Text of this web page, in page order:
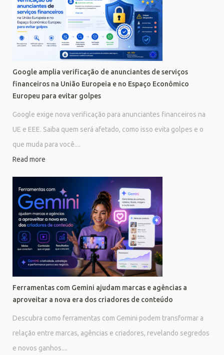
Google amplia verificação de anunciantes de serviços
financeiros na União Europeia e no Espaço Econômico
Europeu para evitar golpes
Google exige nova verificação para anunciantes financeiros na
UE e EEE. Saiba quem será afetado, como isso evita golpes e o
que muda para você....
Read more
Ferramentas com Gemini ajudam marcas e agências a
aproveitar a nova era dos criadores de conteúdo
Descubra como ferramentas com Gemini podem transformar a
relação entre marcas, agências e criadores, revelando segredos
e novos ganhos....